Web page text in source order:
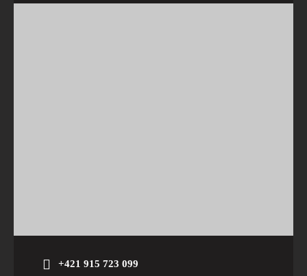
+421 915 723 099